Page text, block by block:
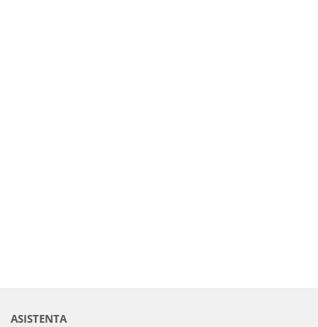
ASISTENTA